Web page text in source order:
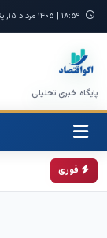
۱۸:۵۹ | ۱۴۰۵ مرداد ۱۵, پنجشنبه
پایگاه خبری تحلیلی
فوری